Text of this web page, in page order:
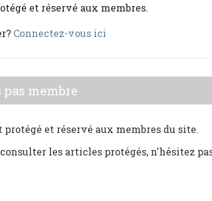
et réservé aux membres.
Connectez-vous ici
pas membre
protégé et réservé aux membres du site.
les articles protégés, n'hésitez